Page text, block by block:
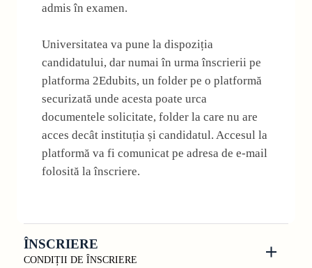
admis în examen.
Universitatea va pune la dispoziția
candidatului, dar numai în urma înscrierii pe
platforma 2Edubits, un folder pe o platformă
securizată unde acesta poate urca
documentele solicitate, folder la care nu are
acces decât instituția și candidatul. Accesul la
platformă va fi comunicat pe adresa de e-mail
folosită la înscriere.
ÎNSCRIERE
CONDIȚII DE ÎNSCRIERE